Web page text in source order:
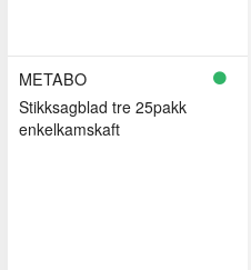
METABO
Stikksagblad tre 25pakk
enkelkamskaft